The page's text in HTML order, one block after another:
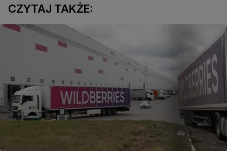
CZYTAJ TAKŻE: